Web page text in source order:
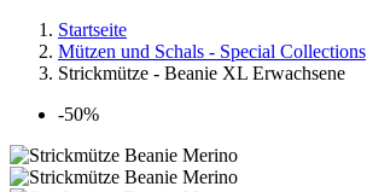
Startseite
Mützen und Schals - Special Collections
Strickmütze - Beanie XL Erwachsene
-50%